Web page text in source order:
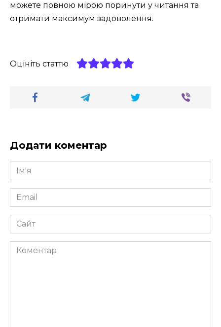
можете повною мірою поринути у читання та
отримати максимум задоволення.
Оцініть статтю
Додати коментар
Ім'я
*
Email
*
Сайт
Коментар